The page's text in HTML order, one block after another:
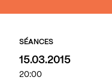
SÉANCES
15.03.2015
20:00